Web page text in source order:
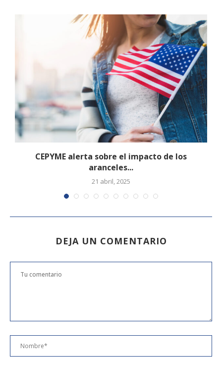
CEPYME alerta sobre el impacto de los
aranceles...
21 abril, 2025
DEJA UN COMENTARIO